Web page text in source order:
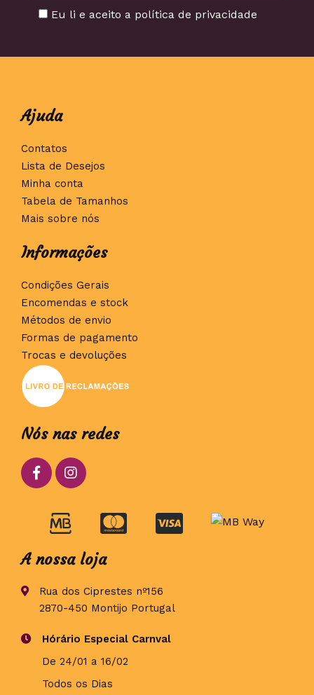
Eu li e aceito a política de privacidade
Ajuda
Contatos
Lista de Desejos
Minha conta
Tabela de Tamanhos
Mais sobre nós
Informações
Condições Gerais
Encomendas e stock
Métodos de envio
Formas de pagamento
Trocas e devoluções
Nós nas redes
A nossa loja
Rua dos Ciprestes nº156
2870-450 Montijo Portugal
Hórário Especial Carnval
De 24/01 a 16/02
Todos os Dias